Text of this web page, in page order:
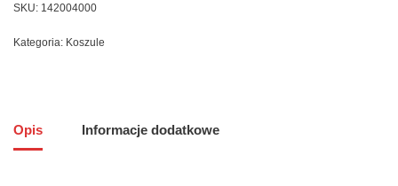
SKU: 142004000
Kategoria: Koszule
Opis Informacje dodatkowe